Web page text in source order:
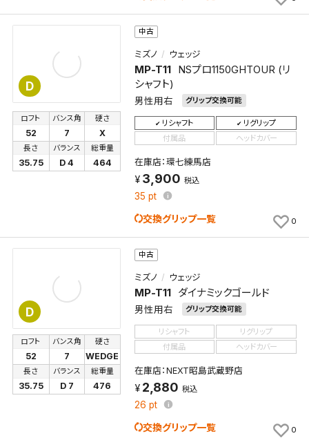
D
中古
ミズノ ウェッジ
MP-T11
NSプロ1150GHTOUR (リ
シャフト)
男性用右 グリップ交換可能
ロフト
52
バンス角
7
硬さ
X
長さ
35.75
バランス
D 4
総重量
464
リシャフト
リグリップ
付属品
ヘッドカバー
在庫店：環七練馬店
3,900 税込
35 pt
交換グリップ一覧 0
D
中古
ミズノ ウェッジ
MP-T11 ダイナミックゴールド
男性用右 グリップ交換可能
ロフト
52
バンス角
7
硬さ
WEDGE
長さ
35.75
バランス
D 7
総重量
476
リシャフト
リグリップ
付属品
ヘッドカバー
在庫店：NEXT昭島武蔵野店
2,880 税込
26 pt
交換グリップ一覧 0
検索条件を保存
この検索条件をマイページ内「保存検索条件一覧」に
よく探す商品を、毎回条件指定することなく簡単に開
検索条件
新着通知
新着通知を「する」にすると、この条件に一致する商品
が入荷した際に、メール及びお客様のアカウント内の
検索条件を保存
検索条件を保存しました。
これまで保存した検索条件は、マイページの「保存検
索条件一覧」で確認できます。